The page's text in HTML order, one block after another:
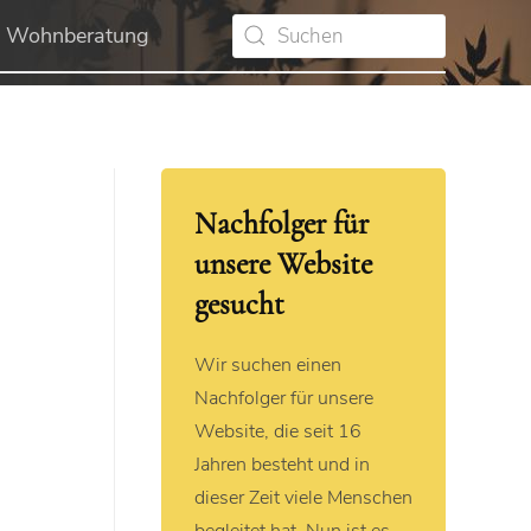
Wohnberatung
Nachfolger für
unsere Website
gesucht
Wir suchen einen
Nachfolger für unsere
Website, die seit 16
Jahren besteht und in
dieser Zeit viele Menschen